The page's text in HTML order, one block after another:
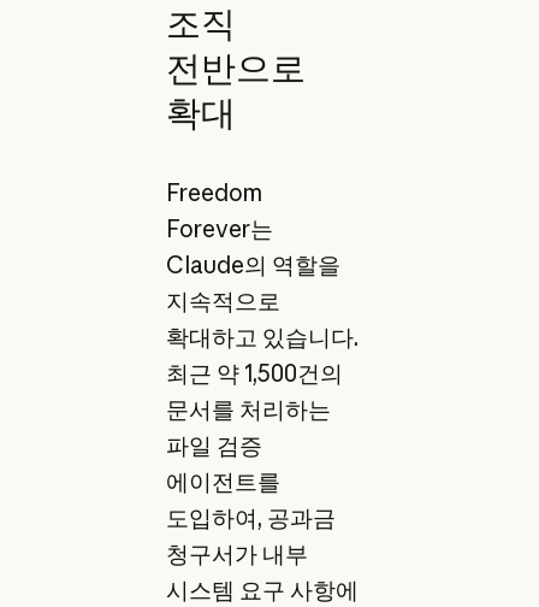
조직
전반으로
확대
Freedom
Forever는
Claude의 역할을
지속적으로
확대하고 있습니다.
최근 약 1,500건의
문서를 처리하는
파일 검증
에이전트를
도입하여, 공과금
청구서가 내부
시스템 요구 사항에